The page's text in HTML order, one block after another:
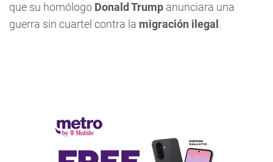
que su homólogo Donald Trump anunciara una
guerra sin cuartel contra la migración ilegal .